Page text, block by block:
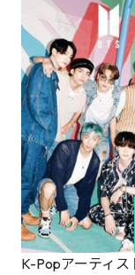
K-Popアーティ